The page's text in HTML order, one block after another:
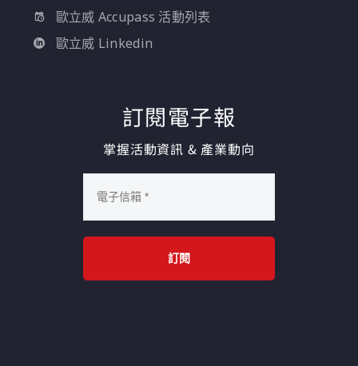
歐立威 Accupass 活動列表
歐立威 Linkedin
訂閱電子報
掌握活動資訊 & 產業動向
訂閱